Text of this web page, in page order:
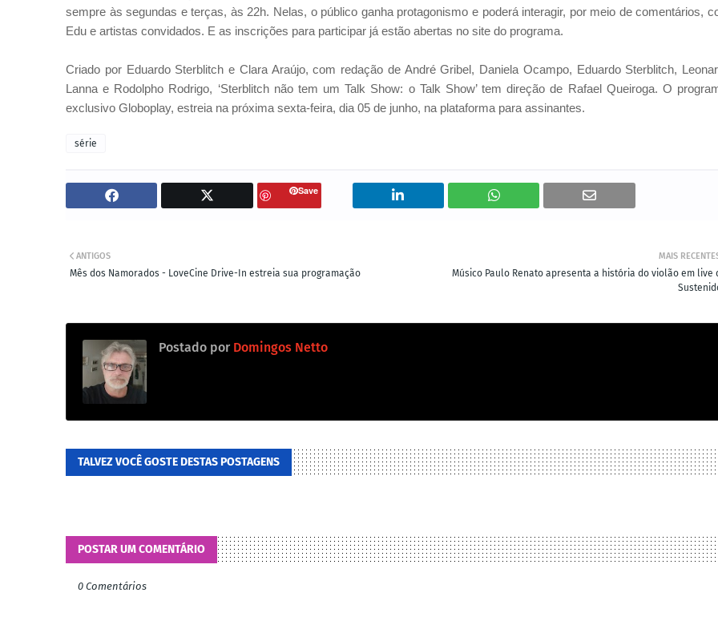
sempre às segundas e terças, às 22h. Nelas, o público ganha protagonismo e poderá interagir, por meio de comentários,
Edu e artistas convidados. E as inscrições para participar já estão abertas no site do programa.
Criado por Eduardo Sterblitch e Clara Araújo, com redação de André Gribel, Daniela Ocampo, Eduardo Sterblitch,
Lanna e Rodolpho Rodrigo, ‘Sterblitch não tem um Talk Show: o Talk Show’ tem direção de Rafael Queiroga. O
exclusivo Globoplay, estreia na próxima sexta-feira, dia 05 de junho, na plataforma para assinantes.
série
Save
MAIS
Músico Paulo Renato apresenta a história do violão em live
ANTIGOS
Mês dos Namorados - LoveCine Drive-In estreia sua programação
Postado por Domingos Netto
TALVEZ VOCÊ GOSTE DESTAS POSTAGENS
POSTAR UM COMENTÁRIO
0 Comentários